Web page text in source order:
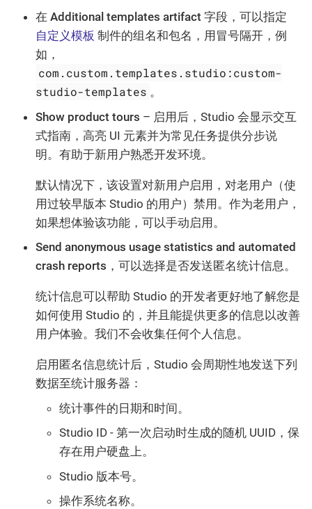
在 Additional templates artifact 字段，可以指定
自定义模板 制件的组名和包名，用冒号隔开，例
如，
com.custom.templates.studio:custom-
studio-templates 。
Show product tours – 启用后，Studio 会显示交互
式指南，高亮 UI 元素并为常见任务提供分步说
明。有助于新用户熟悉开发环境。
默认情况下，该设置对新用户启用，对老用户（使
用过较早版本 Studio 的用户）禁用。作为老用户，
如果想体验该功能，可以手动启用。
Send anonymous usage statistics and automated
crash reports ，可以选择是否发送匿名统计信息。
统计信息可以帮助 Studio 的开发者更好地了解您是
如何使用 Studio 的，并且能提供更多的信息以改善
用户体验。我们不会收集任何个人信息。
启用匿名信息统计后，Studio 会周期性地发送下列
数据至统计服务器：
统计事件的日期和时间。
Studio ID - 第一次启动时生成的随机 UUID，保
存在用户硬盘上。
Studio 版本号。
操作系统名称。